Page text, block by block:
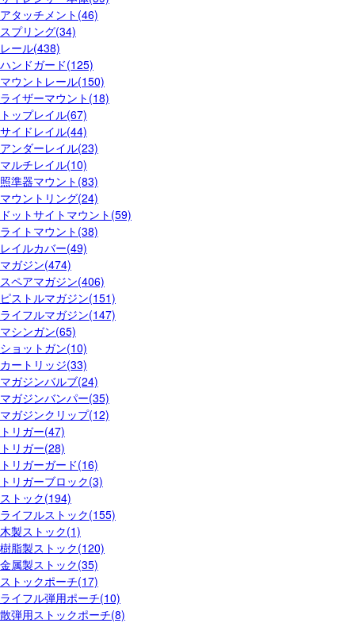
アタッチメント(46)
スプリング(34)
レール(438)
ハンドガード(125)
マウントレール(150)
ライザーマウント(18)
トップレイル(67)
サイドレイル(44)
アンダーレイル(23)
マルチレイル(10)
照準器マウント(83)
マウントリング(24)
ドットサイトマウント(59)
ライトマウント(38)
レイルカバー(49)
マガジン(474)
スペアマガジン(406)
ピストルマガジン(151)
ライフルマガジン(147)
マシンガン(65)
ショットガン(10)
カートリッジ(33)
マガジンバルブ(24)
マガジンバンパー(35)
マガジンクリップ(12)
トリガー(47)
トリガー(28)
トリガーガード(16)
トリガーブロック(3)
ストック(194)
ライフルストック(155)
木製ストック(1)
樹脂製ストック(120)
金属製ストック(35)
ストックポーチ(17)
ライフル弾用ポーチ(10)
散弾用ストックポーチ(8)